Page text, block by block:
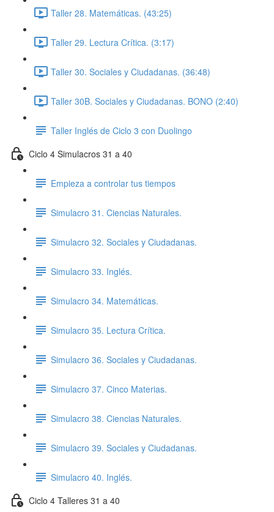
Taller 28. Matemáticas. (43:25)
Taller 29. Lectura Crítica. (3:17)
Taller 30. Sociales y Ciudadanas. (36:48)
Taller 30B. Sociales y Ciudadanas. BONO (2:40)
Taller Inglés de Ciclo 3 con Duolingo
Ciclo 4 Simulacros 31 a 40
Empieza a controlar tus tiempos
Simulacro 31. Ciencias Naturales.
Simulacro 32. Sociales y Ciudadanas.
Simulacro 33. Inglés.
Simulacro 34. Matemáticas.
Simulacro 35. Lectura Crítica.
Simulacro 36. Sociales y Ciudadanas.
Simulacro 37. Cinco Materias.
Simulacro 38. Ciencias Naturales.
Simulacro 39. Sociales y Ciudadanas.
Simulacro 40. Inglés.
Ciclo 4 Talleres 31 a 40